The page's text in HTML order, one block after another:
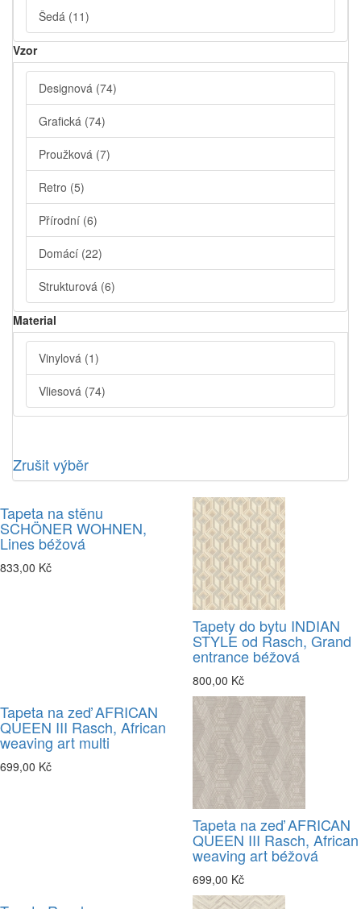
Šedá (11)
Vzor
Designová (74)
Grafická (74)
Proužková (7)
Retro (5)
Přírodní (6)
Domácí (22)
Strukturová (6)
Material
Vinylová (1)
Vliesová (74)
Zrušit výběr
Tapeta na stěnu
SCHÖNER WOHNEN,
Lines béžová
833,00 Kč
Tapety do bytu INDIAN
STYLE od Rasch, Grand
entrance béžová
800,00 Kč
Tapeta na zeď AFRICAN
QUEEN III Rasch, African
weaving art multi
699,00 Kč
Tapeta na zeď AFRICAN
QUEEN III Rasch, African
weaving art béžová
699,00 Kč